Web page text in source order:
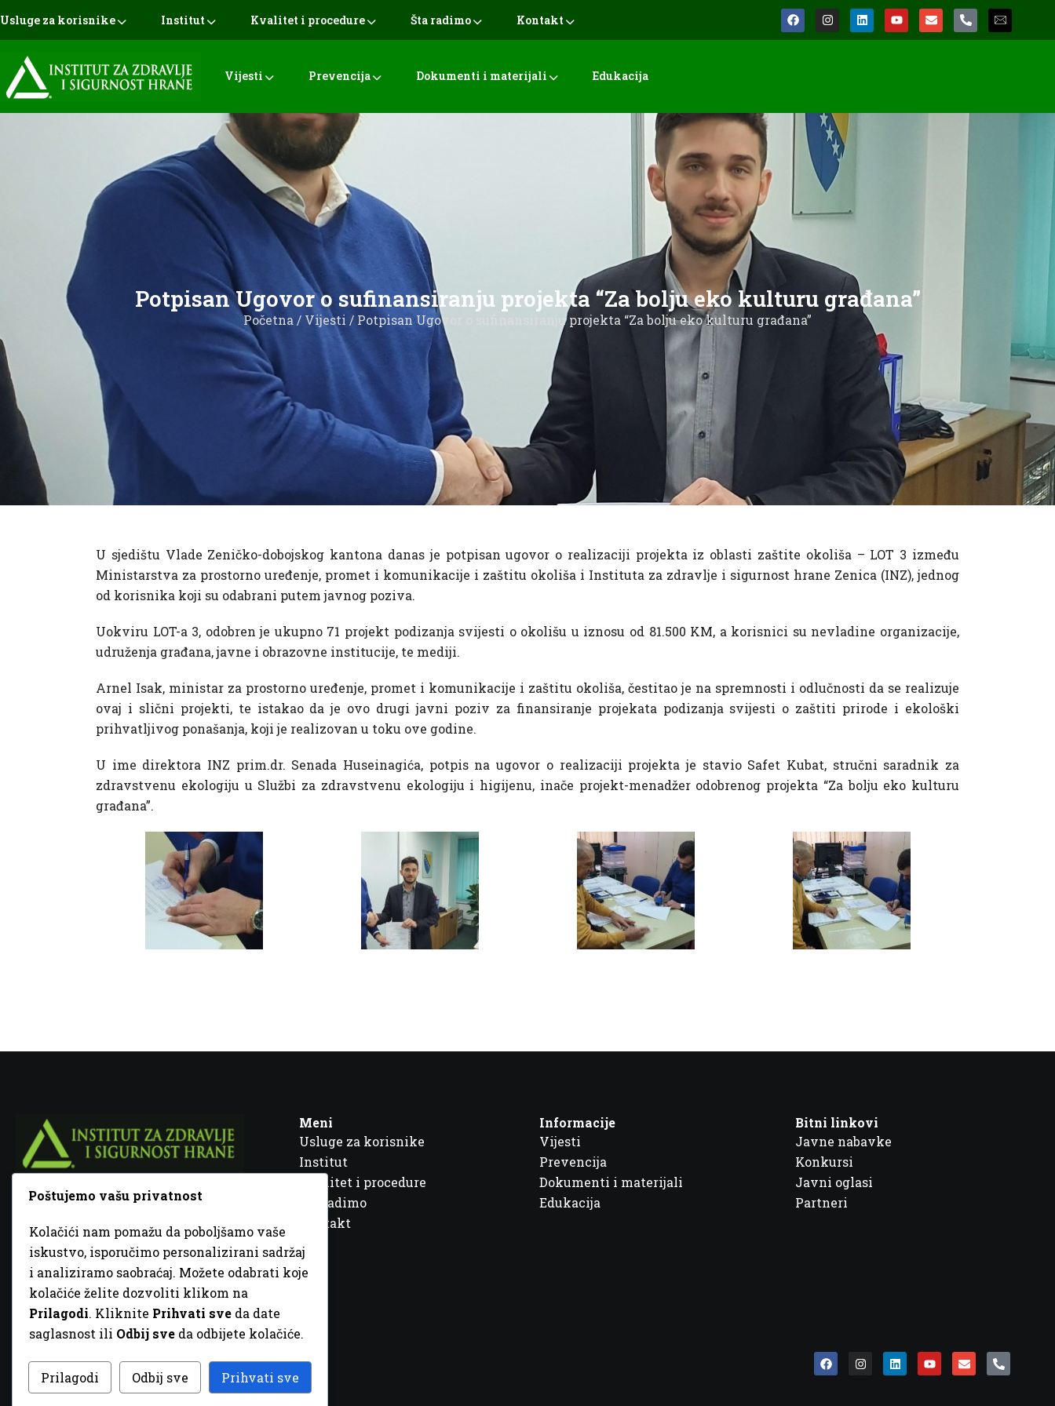
Usluge za korisnike Institut Kvalitet i procedure Šta radimo Kontakt
Vijesti Prevencija Dokumenti i materijali Edukacija
Potpisan Ugovor o sufinansiranju projekta “Za bolju eko kulturu građana”
Početna/ Vijesti / Potpisan Ugovor o sufinansiranju projekta “Za bolju eko kulturu građana”
U sjedištu Vlade Zeničko-dobojskog kantona danas je potpisan ugovor o realizaciji projekta iz oblasti zaštite okoliša – LOT 3 između
Ministarstva za prostorno uređenje, promet i komunikacije i zaštitu okoliša i Instituta za zdravlje i sigurnost hrane Zenica (INZ), jednog
od korisnika koji su odabrani putem javnog poziva.
Uokviru LOT-a 3, odobren je ukupno 71 projekt podizanja svijesti o okolišu u iznosu od 81.500 KM, a korisnici su nevladine organizacije,
udruženja građana, javne i obrazovne institucije, te mediji.
Arnel Isak, ministar za prostorno uređenje, promet i komunikacije i zaštitu okoliša, čestitao je na spremnosti i odlučnosti da se realizuje
ovaj i slični projekti, te istakao da je ovo drugi javni poziv za finansiranje projekata podizanja svijesti o zaštiti prirode i ekološki
prihvatljivog ponašanja, koji je realizovan u toku ove godine.
U ime direktora INZ prim.dr. Senada Huseinagića, potpis na ugovor o realizaciji projekta je stavio Safet Kubat, stručni saradnik za
zdravstvenu ekologiju u Službi za zdravstvenu ekologiju i higijenu, inače projekt-menadžer odobrenog projekta “Za bolju eko kulturu
građana”.
Fra Ivana Jukića br. 2, 72000 Zenica, BiH
+387 32 448 001
info@inz.ba
http://www.inz.ba
Meni
Usluge za korisnike
Institut
Kvalitet i procedure
Šta radimo
Kontakt
Informacije
Vijesti
Prevencija
Dokumenti i materijali
Edukacija
Bitni linkovi
Javne nabavke
Konkursi
Javni oglasi
Partneri
© 2026 Sva prava zadržana. DizajnGordonDM
Poštujemo vašu privatnost
Kolačići nam pomažu da poboljšamo vaše
iskustvo, isporučimo personalizirani sadržaj
i analiziramo saobraćaj. Možete odabrati koje
kolačiće želite dozvoliti klikom na
Prilagodi. Kliknite Prihvati sve da date
saglasnost ili Odbij sve da odbijete kolačiće.
Prilagodi Odbij sve Prihvati sve